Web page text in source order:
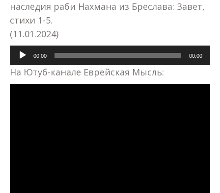
наследия раби Нахмана из Бреслава: Завет,
стихи 1-5.
(11.01.2024)
Аудиоплеер
00:00 00:00
На Ютуб-канале Еврейская Мысль: